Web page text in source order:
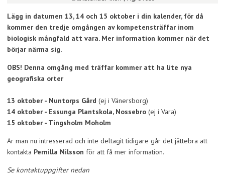
Lägg in datumen 13, 14 och 15 oktober i din kalender, för då
kommer den tredje omgången av kompetensträffar inom
biologisk mångfald att vara. Mer information kommer när det
börjar närma sig.
OBS! Denna omgång med träffar kommer att ha lite nya
geografiska orter
13 oktober - Nuntorps Gård (ej i Vänersborg)
14 oktober - Essunga Plantskola, Nossebro (ej i Vara)
15 oktober - Tingsholm Moholm
Är man nu intresserad och inte deltagit tidigare går det jättebra att
kontakta Pernilla Nilsson för att få mer information.
Se kontaktuppgifter nedan